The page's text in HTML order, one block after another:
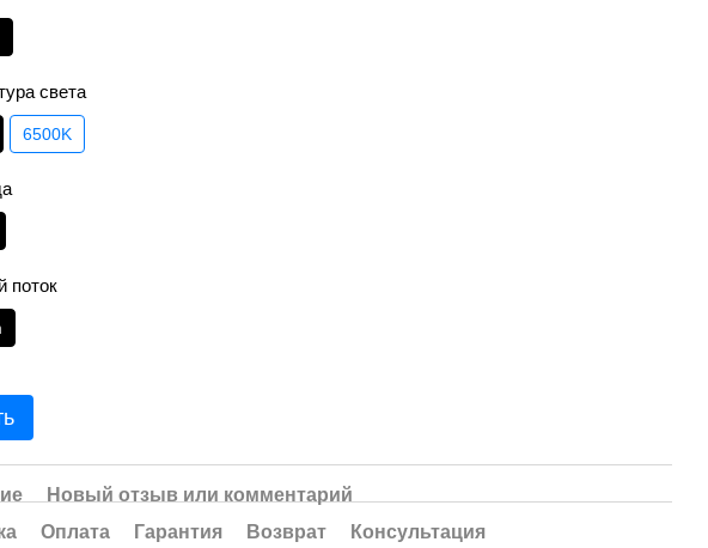
света
6500K
поток
Новый отзыв или комментарий
Оплата Гарантия Возврат Консультация